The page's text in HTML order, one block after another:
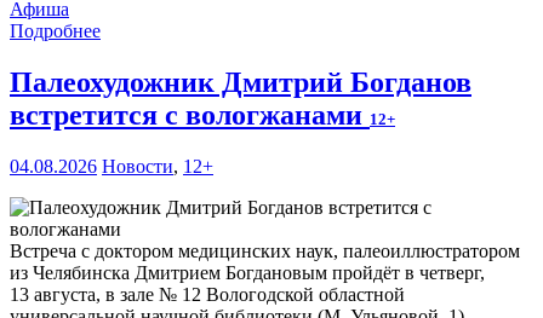
Афиша
Подробнее
Палеохудожник Дмитрий Богданов
встретится с вологжанами 12+
04.08.2026 Новости, 12+
Встреча с доктором медицинских наук, палеоиллюстратором
из Челябинска Дмитрием Богдановым пройдёт в четверг,
13 августа, в зале № 12 Вологодской областной